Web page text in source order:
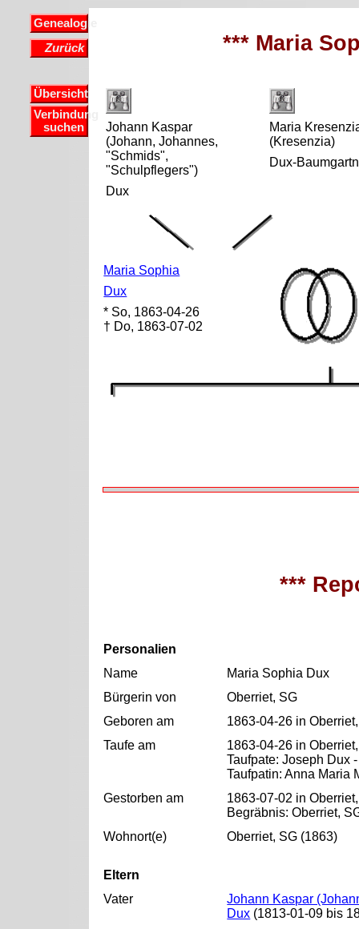
Genealogie
Zurück
Übersicht
Verbindung
suchen
*** Maria
Johann Kaspar
(Johann, Johannes,
"Schmids",
"Schulpflegers")
Dux
Maria
(Kresenzia)
Dux-
Maria Sophia
Dux
* So, 1863-04-26
† Do, 1863-07-02
***
Personalien
Name
Maria Sophia Dux
Bürgerin von
Oberriet, SG
Geboren am
1863-04-26 in
Taufe am
1863-04-26 in
Taufpate: Joseph Dux
Taufpatin: Anna Maria
Gestorben am
1863-07-02 in
Begräbnis: Oberriet,
Wohnort(e)
Oberriet, SG (1863)
Eltern
Vater
Johann Kaspar
Dux (1813-01-09 bis